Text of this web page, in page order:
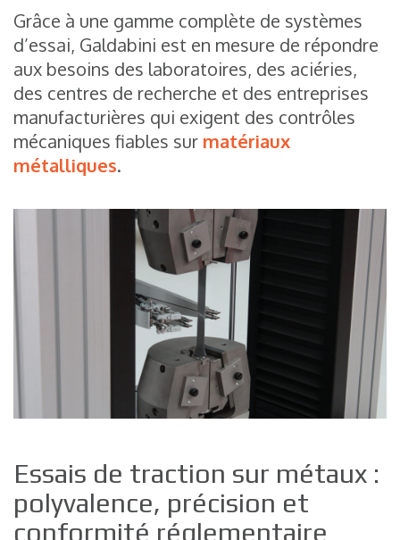
Grâce à une gamme complète de systèmes
d’essai, Galdabini est en mesure de répondre
aux besoins des laboratoires, des aciéries,
des centres de recherche et des entreprises
manufacturières qui exigent des contrôles
mécaniques fiables sur matériaux
métalliques.
Essais de traction sur métaux :
polyvalence, précision et
conformité réglementaire